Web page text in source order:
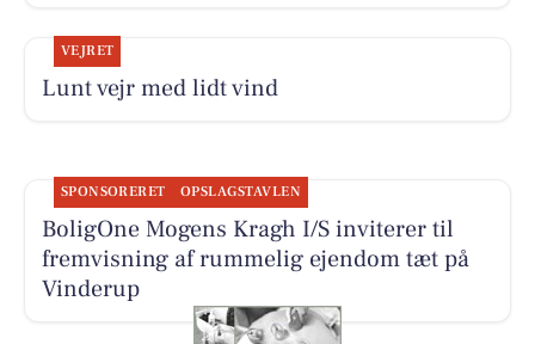
VEJRET
Lunt vejr med lidt vind
SPONSORERET OPSLAGSTAVLEN
BoligOne Mogens Kragh I/S inviterer til
fremvisning af rummelig ejendom tæt på
Vinderup